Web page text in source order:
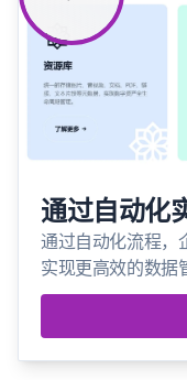
通过自动化
通过自动化流程，
实现更高效的数据
创新。